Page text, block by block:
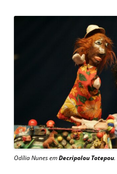
Odília Nunes emDecripolou Totepou.